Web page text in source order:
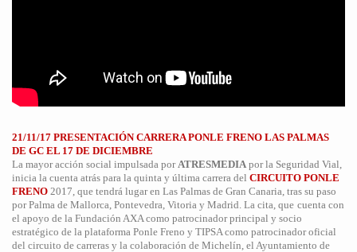
21/11/17 PRESENTACIÓN CARRERA PONLE FRENO LAS PALMAS
DE GC EL 17 DE DICIEMBRE
La mayor acción social impulsada por ATRESMEDIA por la Seguridad Vial,
inicia la cuenta atrás para la quinta y última carrera del CIRCUITO PONLE
FRENO 2017, que tendrá lugar en Las Palmas de Gran Canaria, tras su paso
por Palma de Mallorca, Pontevedra, Vitoria y Madrid. La cita, que cuenta con
el apoyo de la Fundación AXA como patrocinador principal y socio
estratégico de la plataforma Ponle Freno y TIPSA como patrocinador oficial
del circuito de carreras y la colaboración de Michelín, el Ayuntamiento de